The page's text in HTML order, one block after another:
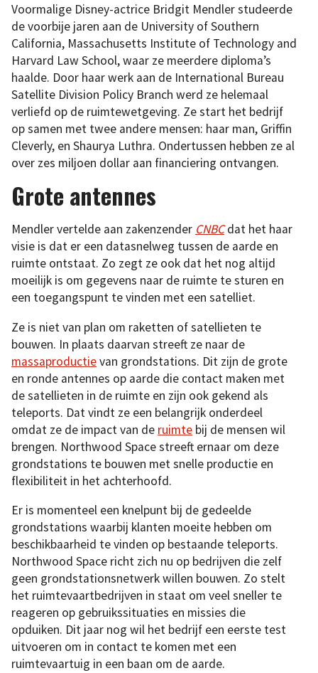
Voormalige Disney-actrice Bridgit Mendler studeerde
de voorbije jaren aan de University of Southern
California, Massachusetts Institute of Technology and
Harvard Law School, waar ze meerdere diploma’s
haalde. Door haar werk aan de International Bureau
Satellite Division Policy Branch werd ze helemaal
verliefd op de ruimtewetgeving. Ze start het bedrijf
op samen met twee andere mensen: haar man, Griffin
Cleverly, en Shaurya Luthra. Ondertussen hebben ze al
over zes miljoen dollar aan financiering ontvangen.
Grote antennes
Mendler vertelde aan zakenzender CNBCdat het haar
visie is dat er een datasnelweg tussen de aarde en
ruimte ontstaat. Zo zegt ze ook dat het nog altijd
moeilijk is om gegevens naar de ruimte te sturen en
een toegangspunt te vinden met een satelliet.
Ze is niet van plan om raketten of satellieten te
bouwen. In plaats daarvan streeft ze naar de
massaproductievan grondstations. Dit zijn de grote
en ronde antennes op aarde die contact maken met
de satellieten in de ruimte en zijn ook gekend als
teleports. Dat vindt ze een belangrijk onderdeel
omdat ze de impact van de ruimte bij de mensen wil
brengen. Northwood Space streeft ernaar om deze
grondstations te bouwen met snelle productie en
flexibiliteit in het achterhoofd.
Er is momenteel een knelpunt bij de gedeelde
grondstations waarbij klanten moeite hebben om
beschikbaarheid te vinden op bestaande teleports.
Northwood Space richt zich nu op bedrijven die zelf
geen grondstationsnetwerk willen bouwen. Zo stelt
het ruimtevaartbedrijven in staat om veel sneller te
reageren op gebruikssituaties en missies die
opduiken. Dit jaar nog wil het bedrijf een eerste test
uitvoeren om in contact te komen met een
ruimtevaartuig in een baan om de aarde.